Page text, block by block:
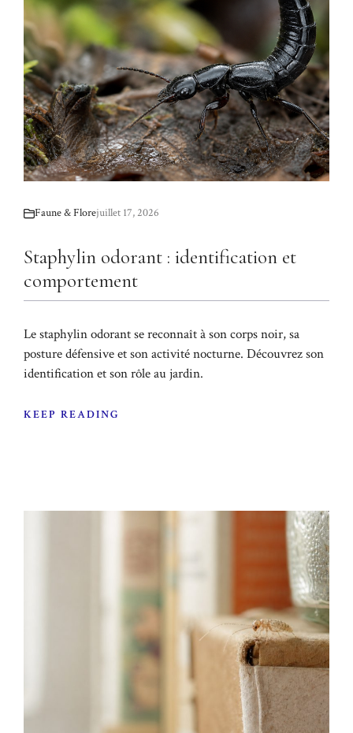
Faune & Florejuillet 17, 2026
Staphylin odorant : identification et
comportement
Le staphylin odorant se reconnaît à son corps noir, sa
posture défensive et son activité nocturne. Découvrez son
identification et son rôle au jardin.
KEEP READING